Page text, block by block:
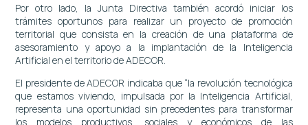
Por otro lado, la Junta Directiva también acordó iniciar los
trámites oportunos para realizar un proyecto de promoción
territorial que consista en la creación de una plataforma de
asesoramiento y apoyo a la implantación de la Inteligencia
Artificial en el territorio de ADECOR.
El presidente de ADECOR indicaba que “la revolución tecnológica
que estamos viviendo, impulsada por la Inteligencia Artificial,
representa una oportunidad sin precedentes para transformar
los modelos productivos, sociales y económicos de las